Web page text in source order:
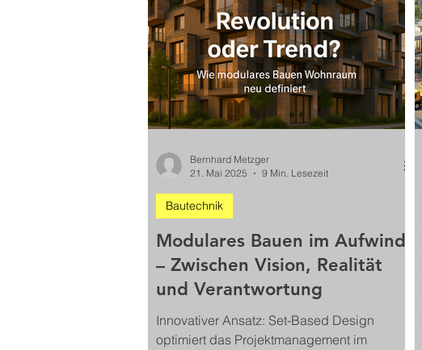
Industrialisierung des Bauens zu einem
zentralen Hebel zur Steigerung von
Produktivität und Kosteneffizienz.
Modulares Bauen im Aufwind
– Zwischen Vision, Realität
und Verantwortung
Innovativer Ansatz: Set-Based Design
optimiert das Projektmanagement im
Bautechnik
Bernhard Metzger
21. Mai 2025
9 Min. Lesezeit